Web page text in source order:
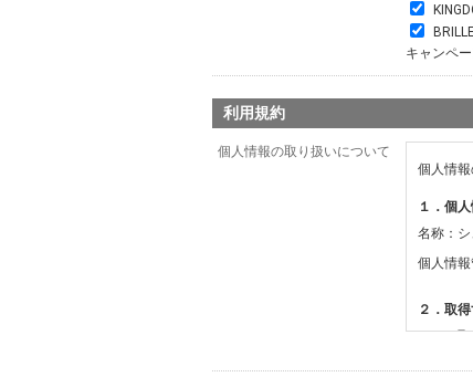
キャンペ
利用規約
個人情報の取り扱いについて
個人情
１．個
名称：
個人情
２．取
（１）